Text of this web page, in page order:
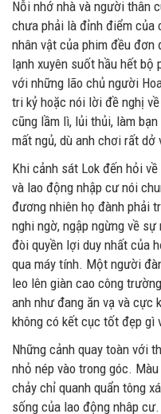
Nỗi nhớ nhà và người thân
chưa phải là đỉnh điểm của
nhân vật của phim đều
lạnh xuyên suốt hầu hết bộ
với những lão chủ người
tri kỷ hoặc nói lời đề nghị
cũng lầm lì, lủi thủi, làm
mất ngủ, dù anh chơi rất
Khi cảnh sát Lok đến hỏi
và lao động nhập cư nói
đương nhiên họ đành phải
nghi ngờ, ngập ngừng về
đòi quyền lợi duy nhất của
qua máy tính. Một người
leo lên giàn cao công
anh như đang ăn vạ và cực
không có kết cục tốt đẹp gì
Những cảnh quay toàn với
nhỏ nép vào trong góc.
chảy chỉ quanh quẩn tông
sống của lao động nhâp